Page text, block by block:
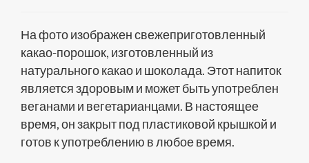
На фото изображен свежеприготовленный
какао-порошок, изготовленный из
натурального какао и шоколада. Этот напиток
является здоровым и может быть употреблен
веганами и вегетарианцами. В настоящее
время, он закрыт под пластиковой крышкой и
готов к употреблению в любое время.